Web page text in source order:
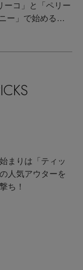
ーコ」と「ペリー
ー」で始める秋
まりは「ティッ
人気アウターを
ち！